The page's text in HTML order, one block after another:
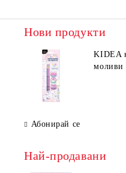
Нови продукти
KIDEA
моливи
Абонирай се
Най-продавани